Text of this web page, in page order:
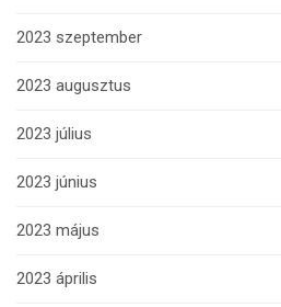
2023 szeptember
2023 augusztus
2023 július
2023 június
2023 május
2023 április